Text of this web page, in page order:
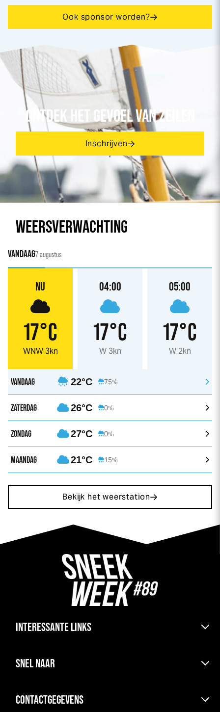
Ook sponsor worden?
ONTDEK HET GEVOEL VAN ZEILEN
Inschrijven
WEERSVERWACHTING
VANDAAG7 augustus
NU
17°C
WNW 3kn
04:00
17°C
W 3kn
05:00
17°C
W 2kn
VANDAAG 22°C 75%
ZATERDAG 26°C 0%
ZONDAG 27°C 0%
MAANDAG 21°C 15%
Bekijk het weerstation
INTERESSANTE LINKS
Kranen boten en parkeren
Kamperen
SNEL NAAR
Agenda
CONTACTGEGEVENS